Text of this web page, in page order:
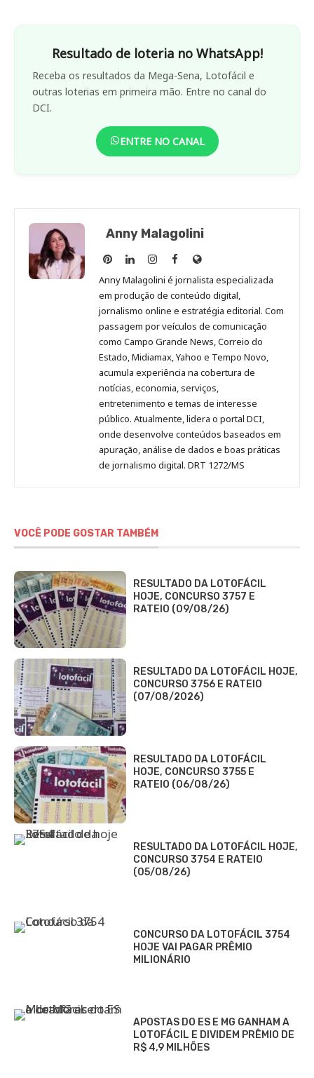
Resultado de loteria no WhatsApp!
Receba os resultados da Mega-Sena, Lotofácil e
outras loterias em primeira mão. Entre no canal do
DCI.
ENTRE NO CANAL
Anny Malagolini
Anny
Malagolini
no
Pinterest
Anny
Malagolini
no
LinkedIn
Anny
Malagolini
no
Instagram
Anny
Malagolini
no
Facebook
Site
de
Anny
Malagolini
Anny Malagolini é jornalista especializada
em produção de conteúdo digital,
jornalismo online e estratégia editorial. Com
passagem por veículos de comunicação
como Campo Grande News, Correio do
Estado, Midiamax, Yahoo e Tempo Novo,
acumula experiência na cobertura de
notícias, economia, serviços,
entretenimento e temas de interesse
público. Atualmente, lidera o portal DCI,
onde desenvolve conteúdos baseados em
apuração, análise de dados e boas práticas
de jornalismo digital. DRT 1272/MS
VOCÊ PODE GOSTAR TAMBÉM
RESULTADO DA LOTOFÁCIL
HOJE, CONCURSO 3757 E
RATEIO (09/08/26)
RESULTADO DA LOTOFÁCIL HOJE,
CONCURSO 3756 E RATEIO
(07/08/2026)
RESULTADO DA LOTOFÁCIL
HOJE, CONCURSO 3755 E
RATEIO (06/08/26)
RESULTADO DA LOTOFÁCIL HOJE,
CONCURSO 3754 E RATEIO
(05/08/26)
CONCURSO DA LOTOFÁCIL 3754
HOJE VAI PAGAR PRÊMIO
MILIONÁRIO
APOSTAS DO ES E MG GANHAM A
LOTOFÁCIL E DIVIDEM PRÊMIO DE
R$ 4,9 MILHÕES